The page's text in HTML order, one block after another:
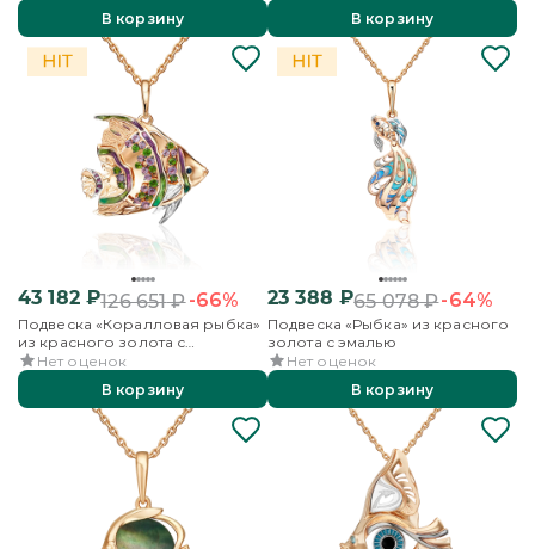
В корзину
В корзину
43 182₽126 651₽-66%
Подвеска «Коралловая рыбка»
из красного золота с
аметистами, хромдиопсидами и
эмалью
Нет оценок
В корзину
23 388 ₽65 078₽-64%
Подвеска «Рыбка» из красного
золота с эмалью
Нет оценок
В корзину